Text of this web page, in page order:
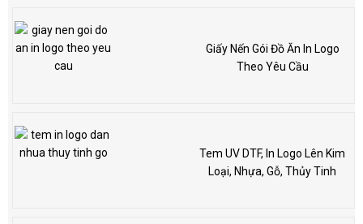
Giấy Nến Gói Đồ Ăn In Logo
Theo Yêu Cầu
Tem UV DTF, In Logo Lên Kim
Loại, Nhựa, Gỗ, Thủy Tinh